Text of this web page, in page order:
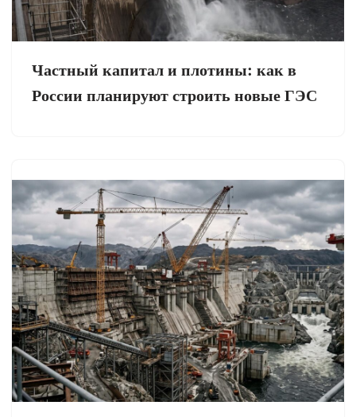
Частный капитал и плотины: как в
России планируют строить новые ГЭС